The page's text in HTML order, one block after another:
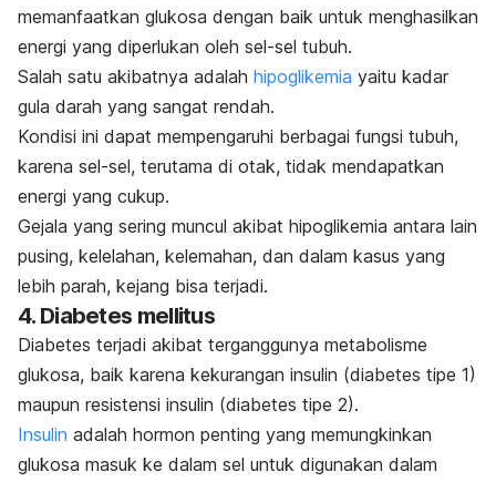
memanfaatkan glukosa dengan baik untuk menghasilkan
energi yang diperlukan oleh sel-sel tubuh.
Salah satu akibatnya adalah hipoglikemia yaitu kadar
gula darah yang sangat rendah.
Kondisi ini dapat mempengaruhi berbagai fungsi tubuh,
karena sel-sel, terutama di otak, tidak mendapatkan
energi yang cukup.
Gejala yang sering muncul akibat hipoglikemia antara lain
pusing, kelelahan, kelemahan, dan dalam kasus yang
lebih parah, kejang bisa terjadi.
4. Diabetes mellitus
Diabetes terjadi akibat terganggunya metabolisme
glukosa, baik karena kekurangan insulin (diabetes tipe 1)
maupun resistensi insulin (diabetes tipe 2).
Insulin adalah hormon penting yang memungkinkan
glukosa masuk ke dalam sel untuk digunakan dalam